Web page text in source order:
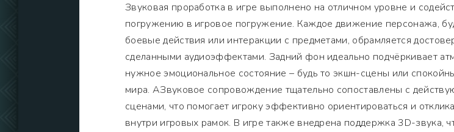
Звуковая проработка в игре выполнено на отличном уровне и
погружению в игровое погружение. Каждое движение персонажа,
боевые действия или интеракции с предметами, обрамляется
сделанными аудиоэффектами. Задний фон идеально подчёркивает
нужное эмоциональное состояние – будь то экшн-сцены или
мира. АЗвуковое сопровождение тщательно сопоставлены с
сценами, что помогает игроку эффективно ориентироваться и
внутри игровых рамок. В игре также внедрена поддержка 3D-звука,